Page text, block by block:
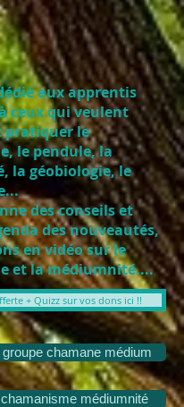
aux apprentis
ceux qui veulent
pratiquer le
le pendule, la
la géobiologie, le
des conseils et
des nouveautés,
en vidéo sur le
et la médiumnité....
+ Quizz sur vos dons ici !!
groupe chamane médium
médiumnité